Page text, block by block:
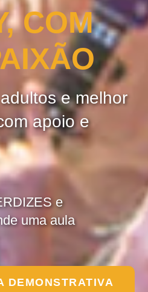
COM
e melhor
apoio e
e
uma aula
DEMONSTRATIVA